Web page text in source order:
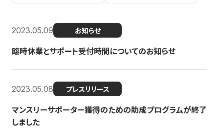
2023.05.09 お知らせ
臨時休業とサポート受付時間についてのお知らせ
2023.05.08 プレスリリース
マンスリーサポーター獲得のための助成プログラムが終了
しました